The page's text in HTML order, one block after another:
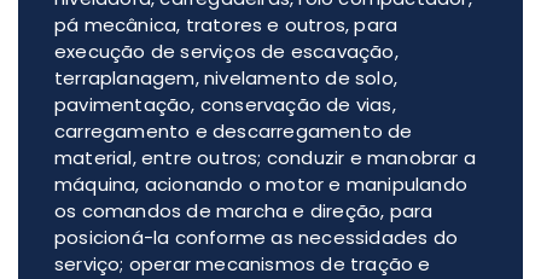
pá mecânica, tratores e outros, para
execução de serviços de escavação,
terraplanagem, nivelamento de solo,
pavimentação, conservação de vias,
carregamento e descarregamento de
material, entre outros; conduzir e manobrar a
máquina, acionando o motor e manipulando
os comandos de marcha e direção, para
posicioná-la conforme as necessidades do
serviço; operar mecanismos de tração e